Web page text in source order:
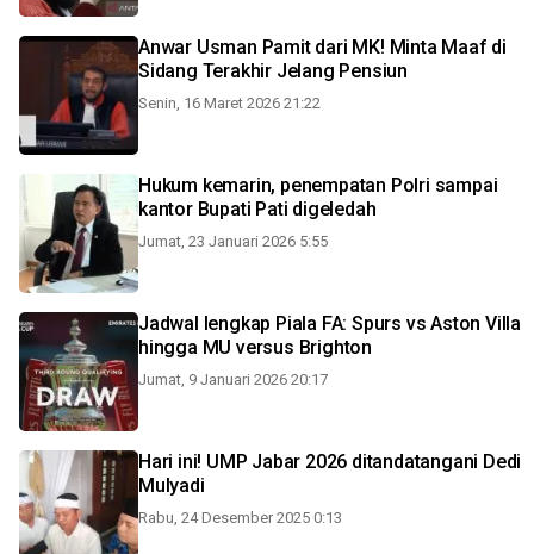
Anwar Usman Pamit dari MK! Minta Maaf di
Sidang Terakhir Jelang Pensiun
Senin, 16 Maret 2026 21:22
Hukum kemarin, penempatan Polri sampai
kantor Bupati Pati digeledah
Jumat, 23 Januari 2026 5:55
Jadwal lengkap Piala FA: Spurs vs Aston Villa
hingga MU versus Brighton
Jumat, 9 Januari 2026 20:17
Hari ini! UMP Jabar 2026 ditandatangani Dedi
Mulyadi
Rabu, 24 Desember 2025 0:13